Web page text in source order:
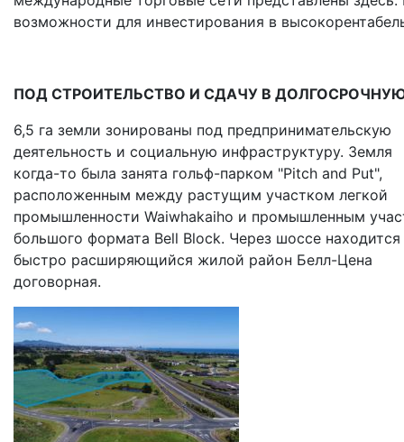
возможности для инвестирования в
ПОД СТРОИТЕЛЬСТВО И СДАЧУ В
6,5 га земли зонированы под предпринимательскую
деятельность и социальную инфраструктуру. Земля
когда-то была занята гольф-парком "Pitch and Put",
расположенным между растущим участком легкой
промышленности Waiwhakaiho и промышленным
большого формата Bell Block. Через шоссе находится
быстро расширяющийся жилой район Белл-Цена
договорная.